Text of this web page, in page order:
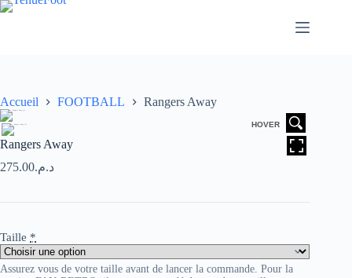
Passer
Accueil FOOTBALL Rangers Away
HOVER
Rangers Away
د.م.275.00
Taille *
Assurez vous de votre taille avant de lancer la commande. Pour la